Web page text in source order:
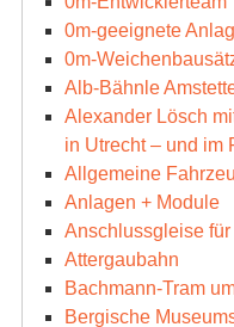
0m-geeignete
0m-
Alb-Bähnle
Alexander Lösch
in Utrecht – und im
Allgemeine
Anlagen + Module
Anschlussgleise
Attergaubahn
Bachmann-Tram
Bergische